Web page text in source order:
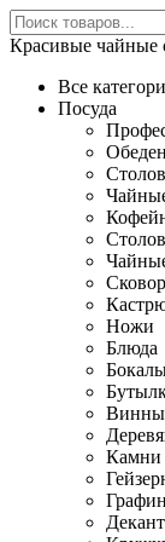
Красивые чайные
Все
Посуда
Ножи
Блюда
Камни